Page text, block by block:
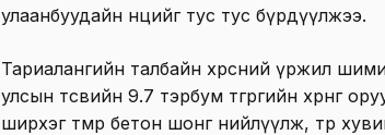
улаанбуудайн нөөцийг тус тус бүрдүүлжээ.
Тариалангийн талбайн хөрсний үржил
улсын төсвийн 9.7 тэрбум төгрөгийн хөрөнгө
ширхэг төмөр бетон шонг нийлүүлж, төр